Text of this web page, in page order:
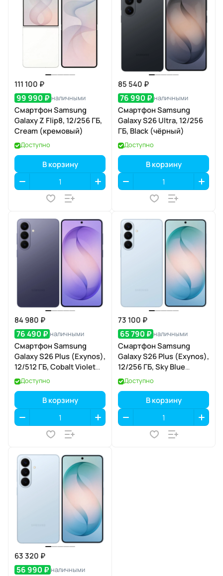
111 100 ₽
99 990 ₽ наличными
Смартфон Samsung
Galaxy Z Flip8, 12/256 ГБ,
Cream (кремовый)
Доступно
В корзину
85 540 ₽
76 990 ₽ наличными
Смартфон Samsung
Galaxy S26 Ultra, 12/256
ГБ, Black (чёрный)
Доступно
В корзину
84 980 ₽
76 490 ₽ наличными
Смартфон Samsung
Galaxy S26 Plus (Exynos),
12/512 ГБ, Cobalt Violet
(кобальтовый
фиолетовый)
Доступно
В корзину
73 100 ₽
65 790 ₽ наличными
Смартфон Samsung
Galaxy S26 Plus (Exynos),
12/256 ГБ, Sky Blue
(небесно-голубой)
Доступно
В корзину
63 320 ₽
56 990 ₽ наличными